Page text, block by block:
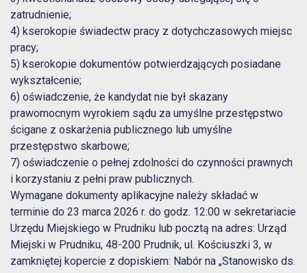
zatrudnienie;
4) kserokopie świadectw pracy z dotychczasowych miejsc
pracy;
5) kserokopie dokumentów potwierdzających posiadane
wykształcenie;
6) oświadczenie, że kandydat nie był skazany
prawomocnym wyrokiem sądu za umyślne przestępstwo
ścigane z oskarżenia publicznego lub umyślne
przestępstwo skarbowe;
7) oświadczenie o pełnej zdolności do czynności prawnych
i korzystaniu z pełni praw publicznych.
Wymagane dokumenty aplikacyjne należy składać w
terminie do 23 marca 2026 r. do godz. 12:00 w sekretariacie
Urzędu Miejskiego w Prudniku lub pocztą na adres: Urząd
Miejski w Prudniku, 48-200 Prudnik, ul. Kościuszki 3, w
zamkniętej kopercie z dopiskiem: Nabór na „Stanowisko ds.